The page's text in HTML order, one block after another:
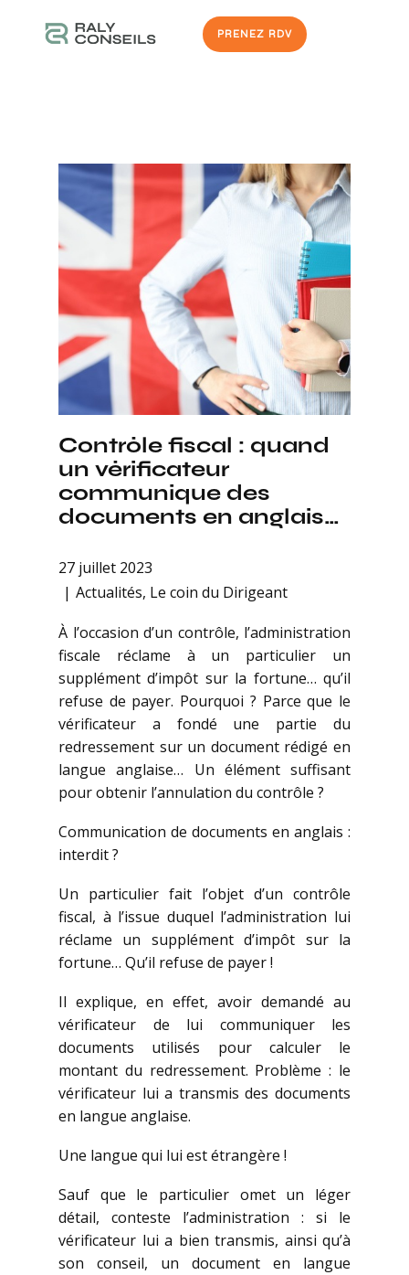
PRENEZ RDV
Contrôle fiscal : quand
un vérificateur
communique des
documents en anglais…
27 juillet 2023
Actualités, Le coin du Dirigeant
À l’occasion d’un contrôle, l’administration
fiscale réclame à un particulier un
supplément d’impôt sur la fortune… qu’il
refuse de payer. Pourquoi ? Parce que le
vérificateur a fondé une partie du
redressement sur un document rédigé en
langue anglaise… Un élément suffisant
pour obtenir l’annulation du contrôle ?
Communication de documents en anglais :
interdit ?
Un particulier fait l’objet d’un contrôle
fiscal, à l’issue duquel l’administration lui
réclame un supplément d’impôt sur la
fortune… Qu’il refuse de payer !
Il explique, en effet, avoir demandé au
vérificateur de lui communiquer les
documents utilisés pour calculer le
montant du redressement. Problème : le
vérificateur lui a transmis des documents
en langue anglaise.
Une langue qui lui est étrangère !
Sauf que le particulier omet un léger
détail, conteste l’administration : si le
vérificateur lui a bien transmis, ainsi qu’à
son conseil, un document en langue